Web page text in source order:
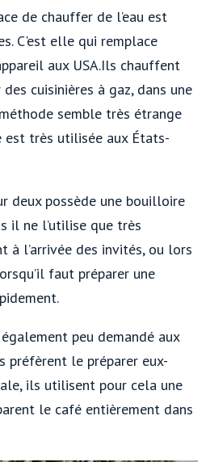
de chauffer de l’eau est
C'est elle qui remplace
aux USA.Ils chauffent
cuisinières à gaz, dans une
semble très étrange
est très utilisée aux États-
deux possède une bouilloire
il ne l’utilise que très
à l’arrivée des invités, ou lors
faut préparer une
peu demandé aux
préfèrent le préparer eux-
ils utilisent pour cela une
le café entièrement dans